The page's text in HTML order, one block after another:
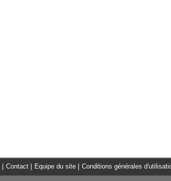
Contact Equipe du site Conditions générales